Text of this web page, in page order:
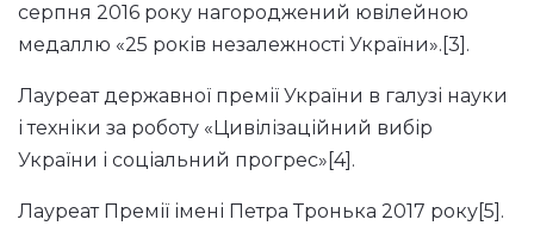
серпня 2016 року нагороджений ювілейною
медаллю «25 років незалежності України».[3].
Лауреат державної премії України в галузі науки
і техніки за роботу «Цивілізаційний вибір
України і соціальний прогрес»[4].
Лауреат Премії імені Петра Тронька 2017 року[5].